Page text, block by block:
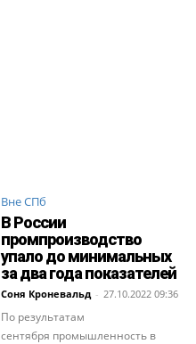
Вне СПб
В России
промпроизводство
упало до минимальных
за два года показателей
Соня Кроневальд - 27.10.2022 09:36
По результатам
сентября промышленность в